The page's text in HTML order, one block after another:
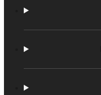
Produkty dla Mac
Portal edukacyjny